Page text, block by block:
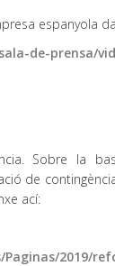
espanyola
de-prensa/
Sobre la
de
ací:
2019/